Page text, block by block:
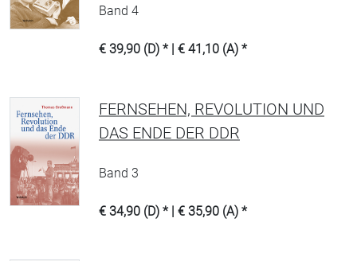
Band 4
€ 39,90 (D) * | € 41,10 (A) *
FERNSEHEN, REVOLUTION UND
DAS ENDE DER DDR
Band 3
€ 34,90 (D) * | € 35,90 (A) *